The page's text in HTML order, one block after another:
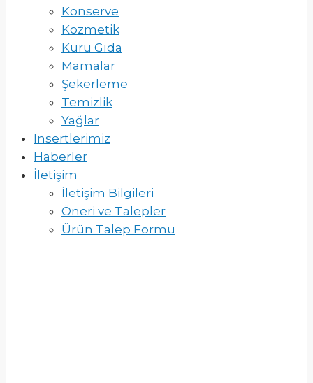
Konserve
Kozmetik
Kuru Gıda
Mamalar
Şekerleme
Temizlik
Yağlar
Insertlerimiz
Haberler
İletişim
İletişim Bilgileri
Öneri ve Talepler
Ürün Talep Formu